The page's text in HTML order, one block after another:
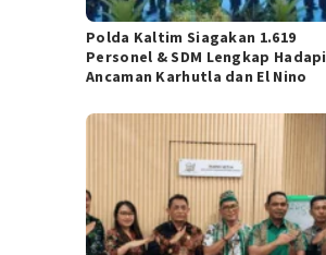
Polda Kaltim Siagakan 1.619
Personel & SDM Lengkap Hadapi
Ancaman Karhutla dan El Nino